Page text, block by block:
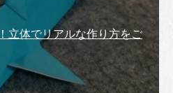
立体でリアルな作り方をご